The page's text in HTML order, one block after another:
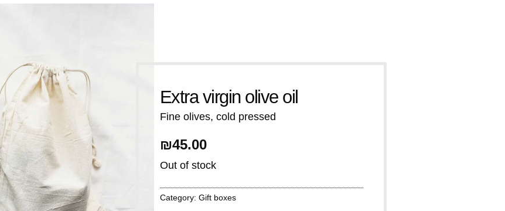
Extra virgin olive oil
Fine olives, cold pressed
₪45.00
Out of stock
Category: Gift boxes